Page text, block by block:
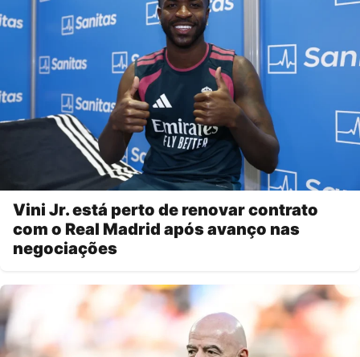
Vini Jr. está perto de renovar contrato
com o Real Madrid após avanço nas
negociações